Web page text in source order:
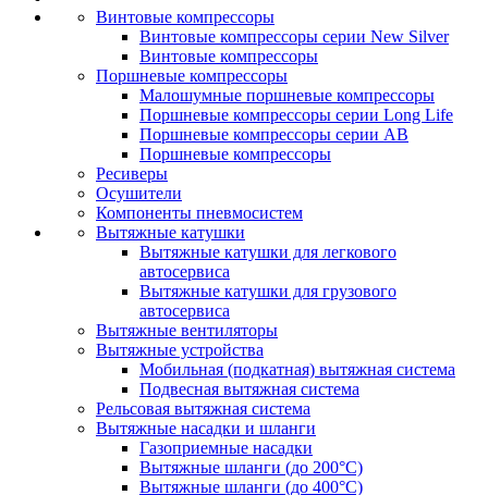
Винтовые компрессоры
Винтовые компрессоры серии New Silver
Винтовые компрессоры
Поршневые компрессоры
Малошумные поршневые компрессоры
Поршневые компрессоры серии Long Life
Поршневые компрессоры серии AB
Поршневые компрессоры
Ресиверы
Осушители
Компоненты пневмосистем
Вытяжные катушки
Вытяжные катушки для легкового
автосервиса
Вытяжные катушки для грузового
автосервиса
Вытяжные вентиляторы
Вытяжные устройства
Мобильная (подкатная) вытяжная система
Подвесная вытяжная система
Рельсовая вытяжная система
Вытяжные насадки и шланги
Газоприемные насадки
Вытяжные шланги (до 200°C)
Вытяжные шланги (до 400°C)